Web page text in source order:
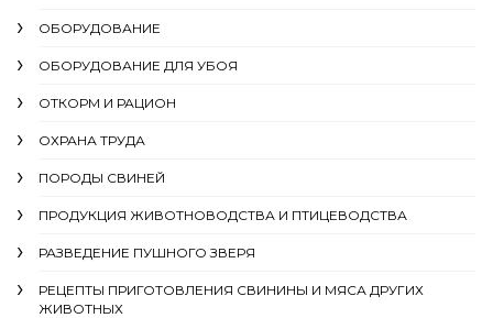
ОБОРУДОВАНИЕ
ОБОРУДОВАНИЕ ДЛЯ УБОЯ
ОТКОРМ И РАЦИОН
ОХРАНА ТРУДА
ПОРОДЫ СВИНЕЙ
ПРОДУКЦИЯ ЖИВОТНОВОДСТВА И ПТИЦЕВОДСТВА
РАЗВЕДЕНИЕ ПУШНОГО ЗВЕРЯ
РЕЦЕПТЫ ПРИГОТОВЛЕНИЯ СВИНИНЫ И МЯСА ДРУГИХ
ЖИВОТНЫХ